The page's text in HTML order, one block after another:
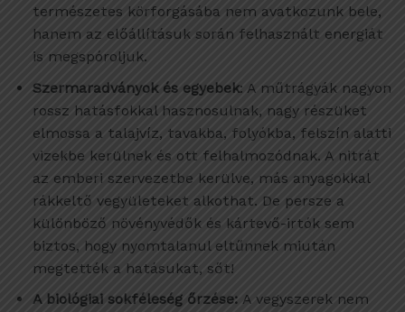
természetes körforgásába nem avatkozunk bele,
hanem az előállításuk során felhasznált energiát
is megspóroljuk.
Szermaradványok és egyebek: A műtrágyák nagyon
rossz hatásfokkal hasznosulnak, nagy részüket
elmossa a talajvíz, tavakba, folyókba, felszín alatti
vizekbe kerülnek és ott felhalmozódnak. A nitrát
az emberi szervezetbe kerülve, más anyagokkal
rákkeltő vegyületeket alkothat. De persze a
különböző növényvédők és kártevő-irtók sem
biztos, hogy nyomtalanul eltűnnek miután
megtették a hatásukat, sőt!
A biológiai sokféleség őrzése: A vegyszerek nem